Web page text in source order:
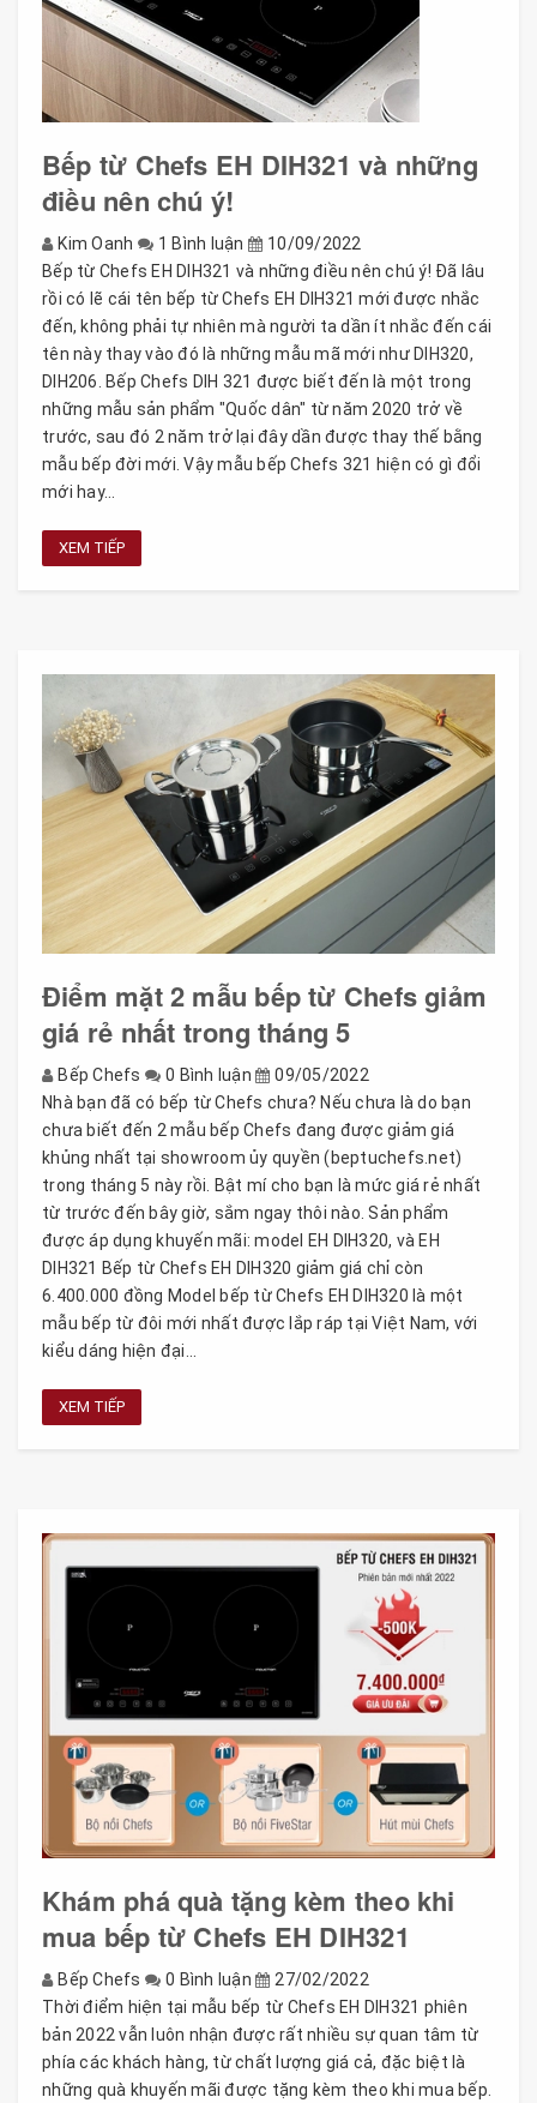
Bếp từ Chefs EH DIH321 và những
điều nên chú ý!
Kim Oanh 1 Bình luận
10/09/2022
Bếp từ Chefs EH DIH321 và những điều nên chú ý! Đã lâu
rồi có lẽ cái tên bếp từ Chefs EH DIH321 mới được nhắc
đến, không phải tự nhiên mà người ta dần ít nhắc đến cái
tên này thay vào đó là những mẫu mã mới như DIH320,
DIH206. Bếp Chefs DIH 321 được biết đến là một trong
những mẫu sản phẩm "Quốc dân" từ năm 2020 trở về
trước, sau đó 2 năm trở lại đây dần được thay thế bằng
mẫu bếp đời mới. Vậy mẫu bếp Chefs 321 hiện có gì đổi
mới hay...
XEM TIẾP
Điểm mặt 2 mẫu bếp từ Chefs giảm
giá rẻ nhất trong tháng 5
Bếp Chefs 0 Bình luận
09/05/2022
Nhà bạn đã có bếp từ Chefs chưa? Nếu chưa là do bạn
chưa biết đến 2 mẫu bếp Chefs đang được giảm giá
khủng nhất tại showroom ủy quyền (beptuchefs.net)
trong tháng 5 này rồi. Bật mí cho bạn là mức giá rẻ nhất
từ trước đến bây giờ, sắm ngay thôi nào. Sản phẩm
được áp dụng khuyến mãi: model EH DIH320, và EH
DIH321 Bếp từ Chefs EH DIH320 giảm giá chỉ còn
6.400.000 đồng Model bếp từ Chefs EH DIH320 là một
mẫu bếp từ đôi mới nhất được lắp ráp tại Việt Nam, với
kiểu dáng hiện đại...
XEM TIẾP
Khám phá quà tặng kèm theo khi
mua bếp từ Chefs EH DIH321
Bếp Chefs 0 Bình luận
27/02/2022
Thời điểm hiện tại mẫu bếp từ Chefs EH DIH321 phiên
bản 2022 vẫn luôn nhận được rất nhiều sự quan tâm từ
phía các khách hàng, từ chất lượng giá cả, đặc biệt là
những quà khuyến mãi được tặng kèm theo khi mua bếp.